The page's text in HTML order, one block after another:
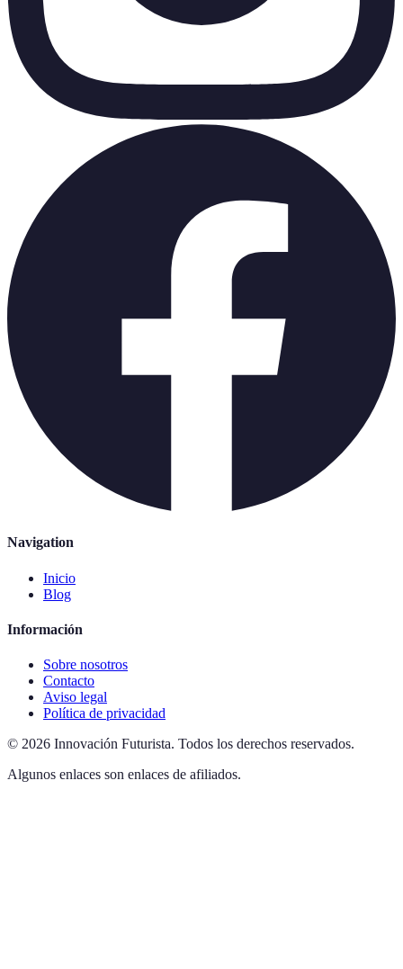
Navigation
Inicio
Blog
Información
Sobre nosotros
Contacto
Aviso legal
Política de privacidad
© 2026 Innovación Futurista. Todos los derechos reservados.
Algunos enlaces son enlaces de afiliados.